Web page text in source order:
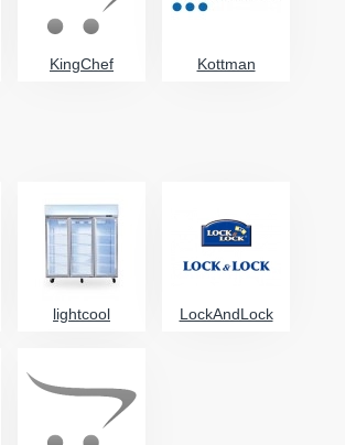
KingChef Kottman
lightcool LockAndLock